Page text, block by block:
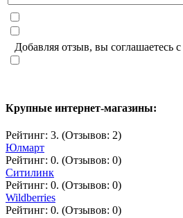
Добавляя отзыв, вы соглашаетесь с
Крупные интернет-магазины:
Рейтинг: 3. (Отзывов: 2)
Юлмарт
Рейтинг: 0. (Отзывов: 0)
Ситилинк
Рейтинг: 0. (Отзывов: 0)
Wildberries
Рейтинг: 0. (Отзывов: 0)